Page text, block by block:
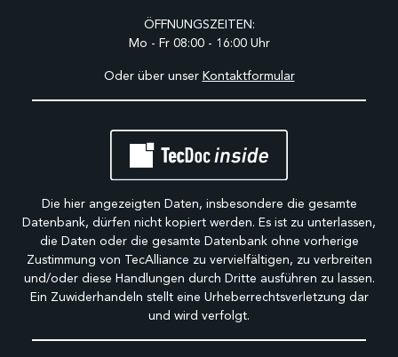
ÖFFNUNGSZEITEN:
Mo - Fr 08:00 - 16:00 Uhr
Oder über unser Kontaktformular
Die hier angezeigten Daten, insbesondere die gesamte
Datenbank, dürfen nicht kopiert werden. Es ist zu unterlassen,
die Daten oder die gesamte Datenbank ohne vorherige
Zustimmung von TecAlliance zu vervielfältigen, zu verbreiten
und/oder diese Handlungen durch Dritte ausführen zu lassen.
Ein Zuwiderhandeln stellt eine Urheberrechtsverletzung dar
und wird verfolgt.